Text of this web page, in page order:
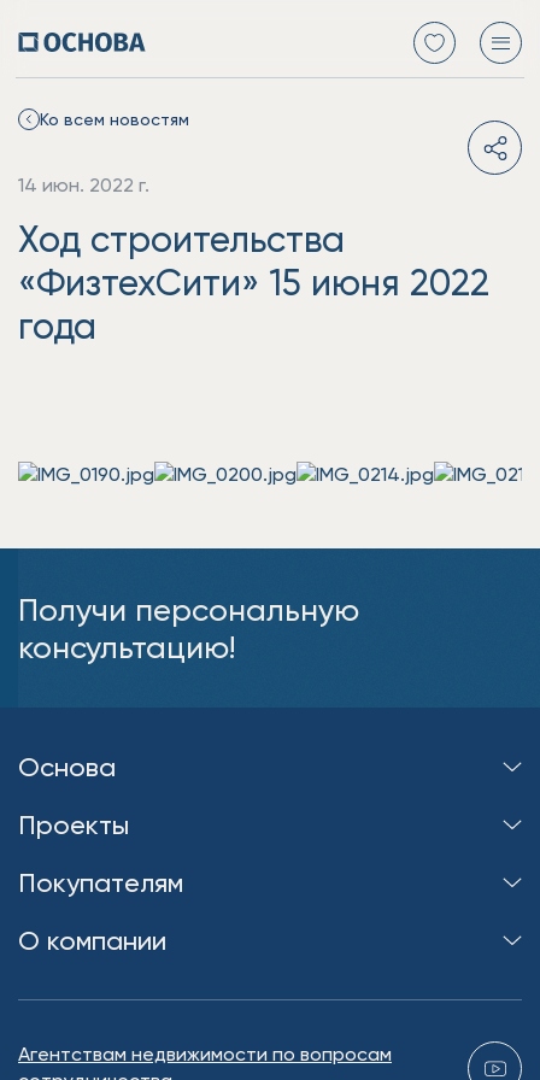
Ко всем новостям
14 июн. 2022 г.
Ход строительства
«ФизтехСити» 15 июня 2022
года
Получи персональную
консультацию!
Основа
Проекты
Покупателям
О компании
Агентствам недвижимости по вопросам